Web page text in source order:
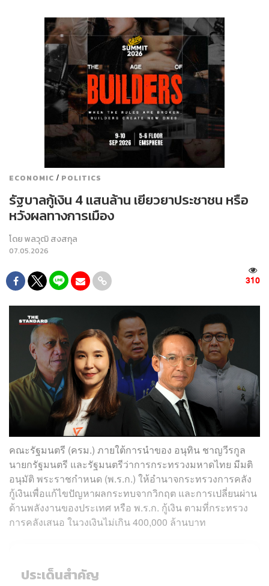
ECONOMIC / POLITICS
รัฐบาลกู้เงิน 4 แสนล้าน เยียวยาประชาชน หรือ
หวังผลทางการเมือง
โดยพลวุฒิ สงสกุล
07.05.2026
310
คณะรัฐมนตรี (ครม.) ภายใต้การนำของ อนุทิน ชาญวีรกูล
นายกรัฐมนตรี และรัฐมนตรีว่าการกระทรวงมหาดไทย มีมติ
อนุมัติ พระราชกำหนด (พ.ร.ก.) ให้อำนาจกระทรวงการคลัง
กู้เงินเพื่อแก้ไขปัญหาผลกระทบจากวิกฤต และการเปลี่ยนผ่าน
ด้านพลังงานของประเทศ หรือ พ.ร.ก. กู้เงิน ตามที่กระทรวง
การคลังเสนอ ในวงเงินไม่เกิน 400,000 ล้านบาท
ประเด็นสำคัญ